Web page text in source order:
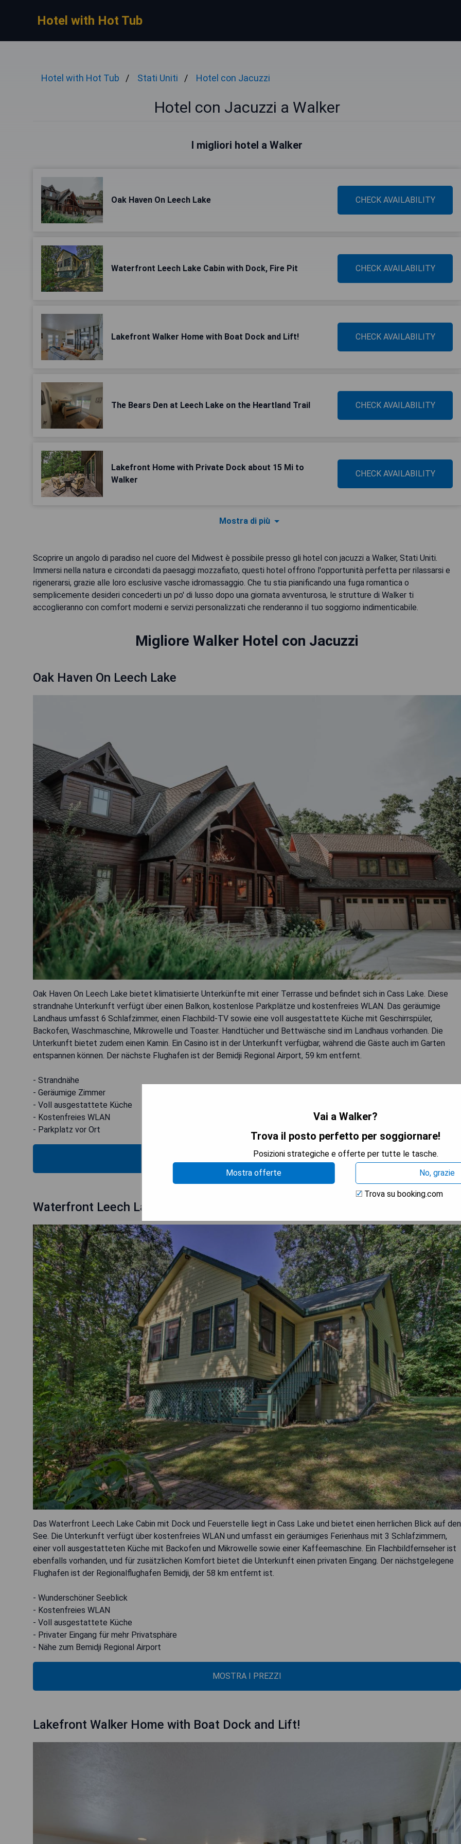
Hotel with Hot Tub
Hotel with Hot Tub Stati Uniti Hotel con Jacuzzi
Hotel con Jacuzzi a Walker
I migliori hotel a Walker
Oak Haven On Leech Lake CHECK AVAILABILITY
Waterfront Leech Lake Cabin with Dock, Fire Pit CHECK AVAILABILITY
Lakefront Walker Home with Boat Dock and Lift! CHECK AVAILABILITY
The Bears Den at Leech Lake on the Heartland Trail CHECK AVAILABILITY
Lakefront Home with Private Dock about 15 Mi to
Walker
CHECK AVAILABILITY
Mostra di più
Scoprire un angolo di paradiso nel cuore del Midwest è possibile presso gli hotel con jacuzzi a Walker, Stati Uniti.
Immersi nella natura e circondati da paesaggi mozzafiato, questi hotel offrono l'opportunità perfetta per rilassarsi e
rigenerarsi, grazie alle loro esclusive vasche idromassaggio. Che tu stia pianificando una fuga romantica o
semplicemente desideri concederti un po' di lusso dopo una giornata avventurosa, le strutture di Walker ti
accoglieranno con comfort moderni e servizi personalizzati che renderanno il tuo soggiorno indimenticabile.
Migliore Walker Hotel con Jacuzzi
Oak Haven On Leech Lake
Oak Haven On Leech Lake bietet klimatisierte Unterkünfte mit einer Terrasse und befindet sich in Cass Lake. Diese
strandnahe Unterkunft verfügt über einen Balkon, kostenlose Parkplätze und kostenfreies WLAN. Das geräumige
Landhaus umfasst 6 Schlafzimmer, einen Flachbild-TV sowie eine voll ausgestattete Küche mit Geschirrspüler,
Backofen, Waschmaschine, Mikrowelle und Toaster. Handtücher und Bettwäsche sind im Landhaus vorhanden. Die
Unterkunft bietet zudem einen Kamin. Ein Casino ist in der Unterkunft verfügbar, während die Gäste auch im Garten
entspannen können. Der nächste Flughafen ist der Bemidji Regional Airport, 59 km entfernt.
- Strandnähe
- Geräumige Zimmer
- Voll ausgestattete Küche
- Kostenfreies WLAN
- Parkplatz vor Ort
MOSTRA I PREZZI
Waterfront Leech Lake Cabin with Dock, Fire Pit
Das Waterfront Leech Lake Cabin mit Dock und Feuerstelle liegt in Cass Lake und bietet einen herrlichen Blick auf den
See. Die Unterkunft verfügt über kostenfreies WLAN und umfasst ein geräumiges Ferienhaus mit 3 Schlafzimmern,
einer voll ausgestatteten Küche mit Backofen und Mikrowelle sowie einer Kaffeemaschine. Ein Flachbildfernseher ist
ebenfalls vorhanden, und für zusätzlichen Komfort bietet die Unterkunft einen privaten Eingang. Der nächstgelegene
Flughafen ist der Regionalflughafen Bemidji, der 58 km entfernt ist.
- Wunderschöner Seeblick
- Kostenfreies WLAN
- Voll ausgestattete Küche
- Privater Eingang für mehr Privatsphäre
- Nähe zum Bemidji Regional Airport
MOSTRA I PREZZI
Lakefront Walker Home with Boat Dock and Lift!
Vai a Walker?
Trova il posto perfetto per soggiornare!
Posizioni strategiche e offerte per tutte le tasche.
Mostra offerte
No, grazie
Trova su booking.com